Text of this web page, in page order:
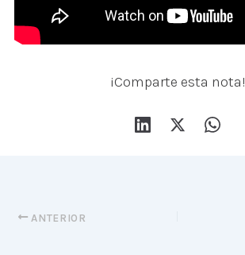
¡Comparte esta nota!
ANTERIOR